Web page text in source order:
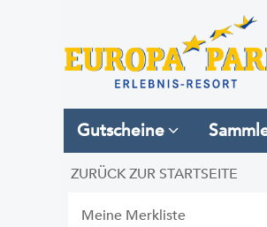
Gutscheine
ZURÜCK ZUR STARTSEITE
Meine Merkliste